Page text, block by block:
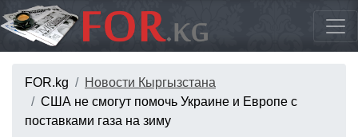
FOR.kg
Новости Кыргызстана
США не смогут помочь Украине и Европе с
поставками газа на зиму